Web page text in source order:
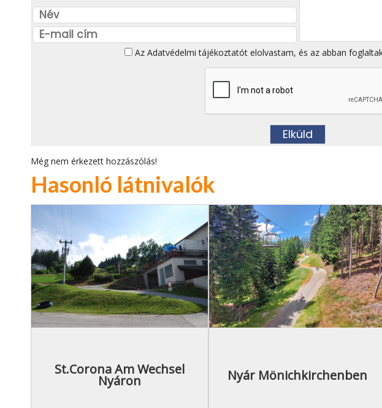
Az Adatvédelmi tájékoztatót elolvastam, és az abban
Még nem érkezett hozzászólás!
Hasonló látnivalók
St.Corona Am Wechsel
Nyáron Nyár Mönichkirchenben